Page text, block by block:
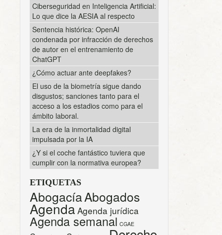
Ciberseguridad en Inteligencia Artificial:
Lo que dice la AESIA al respecto
Sentencia histórica: OpenAI
condenada por infracción de derechos
de autor en el entrenamiento de
ChatGPT
¿Cómo actuar ante deepfakes?
El uso de la biometría sigue dando
disgustos; sanciones tanto para el
acceso a los estadios como para el
ámbito laboral.
La era de la inmortalidad digital
impulsada por la IA
¿Y si el coche fantástico tuviera que
cumplir con la normativa europea?
ETIQUETAS
AbogacíaAbogados
Agenda Agenda jurídica
Agenda semanal CGAE